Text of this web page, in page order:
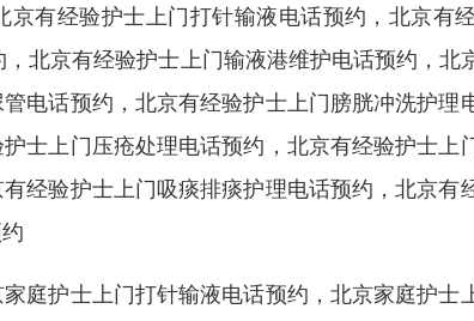
有经验护士上门打针输液电话预约，北京有
北京有经验护士上门输液港维护电话预约，北
电话预约，北京有经验护士上门膀胱冲洗护理
士上门压疮处理电话预约，北京有经验护士上
经验护士上门吸痰排痰护理电话预约，北京有
庭护士上门打针输液电话预约，北京家庭护士